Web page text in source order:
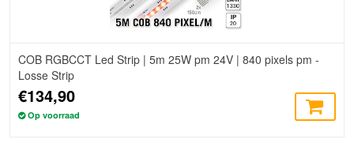
COB RGBCCT Led Strip | 5m 25W pm 24V | 840 pixels pm -
Losse Strip
€134,90
Op voorraad